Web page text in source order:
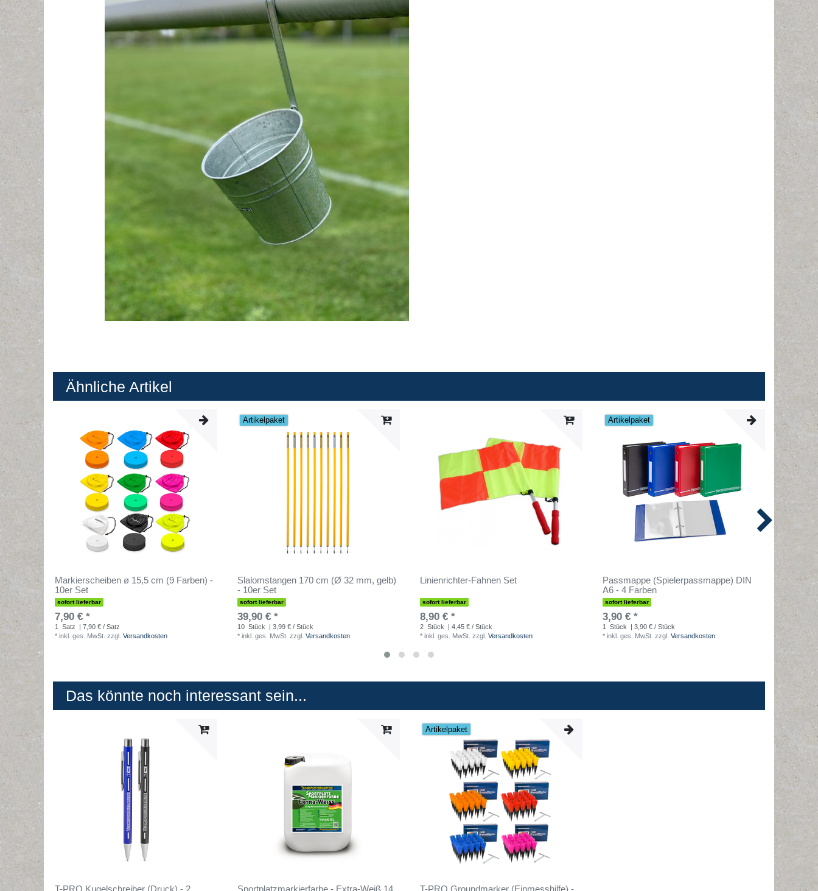
Ähnliche Artikel
Markierscheiben ø 15,5 cm (9 Farben) -
10er Set
sofort lieferbar
7,90 € *
1 Satz
| 7,90 € / Satz
* inkl. ges. MwSt. zzgl. Versandkosten
Artikelpaket
Slalomstangen 170 cm (Ø 32 mm, gelb)
- 10er Set
sofort lieferbar
39,90 € *
10 Stück
| 3,99 € / Stück
* inkl. ges. MwSt. zzgl. Versandkosten
Linienrichter-Fahnen Set
sofort lieferbar
8,90 € *
2 Stück
| 4,45 € / Stück
* inkl. ges. MwSt. zzgl. Versandkosten
Artikelpaket
Passmappe (Spielerpassmappe) DIN
A6 - 4 Farben
sofort lieferbar
3,90 € *
1 Stück
| 3,90 € / Stück
* inkl. ges. MwSt. zzgl. Versandkosten
29,90
Das könnte noch interessant sein...
Artikelpaket